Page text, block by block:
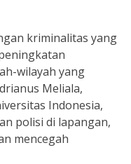
kriminalitas yang
wilayah yang
Meliala,
Indonesia,
polisi di lapangan,
mencegah